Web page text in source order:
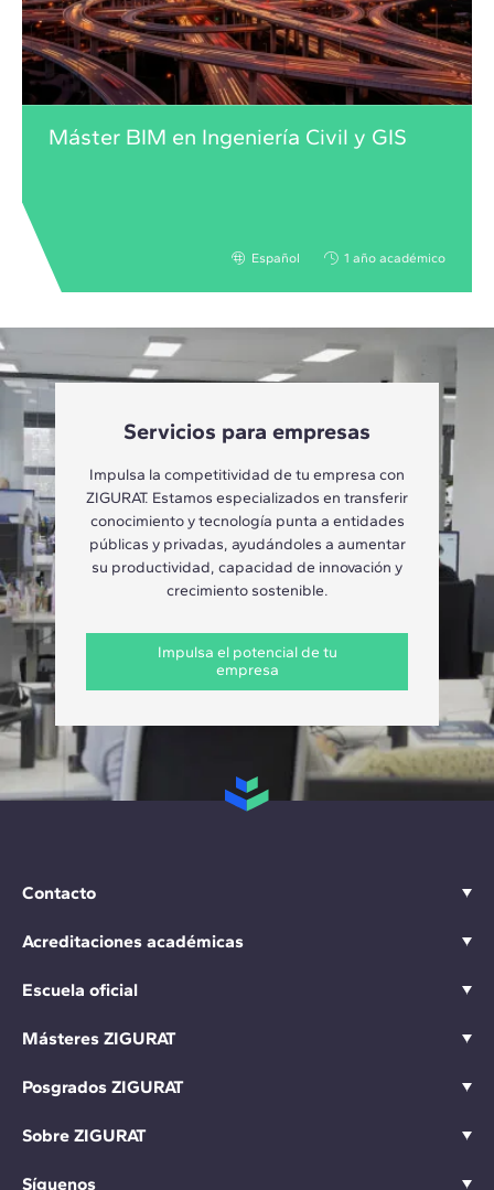
Máster BIM en Ingeniería Civil y GIS
Español 1 año académico
Servicios para empresas
Impulsa la competitividad de tu empresa con
ZIGURAT. Estamos especializados en transferir
conocimiento y tecnología punta a entidades
públicas y privadas, ayudándoles a aumentar
su productividad, capacidad de innovación y
crecimiento sostenible.
Impulsa el potencial de tu
empresa
Contacto
Acreditaciones académicas
Escuela oficial
Másteres ZIGURAT
Posgrados ZIGURAT
Sobre ZIGURAT
Síguenos